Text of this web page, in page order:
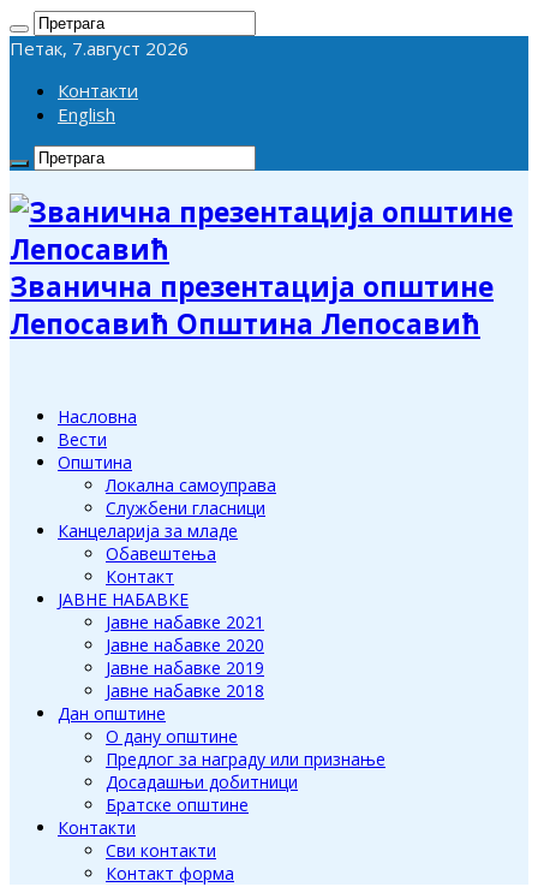
Петак, 7.август 2026
Контакти
English
Званична презентација општине
Лепосавић Општина Лепосавић
Насловна
Вести
Општина
Локална самоуправа
Службени гласници
Канцеларија за младе
Обавештења
Контакт
ЈАВНЕ НАБАВКЕ
Јавне набавке 2021
Јавне набавке 2020
Јавне набавке 2019
Јавне набавке 2018
Дан општине
О дану општине
Предлог за награду или признање
Досадашњи добитници
Братске општине
Контакти
Сви контакти
Контакт форма